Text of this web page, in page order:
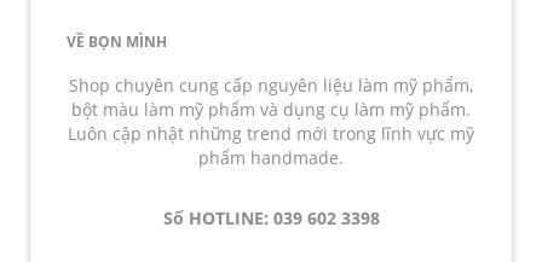
VỀ BỌN MÌNH
Shop chuyên cung cấp nguyên liệu làm mỹ phẩm,
bột màu làm mỹ phẩm và dụng cụ làm mỹ phẩm.
Luôn cập nhật những trend mới trong lĩnh vực mỹ
phẩm handmade.
Số HOTLINE: 039 602 3398